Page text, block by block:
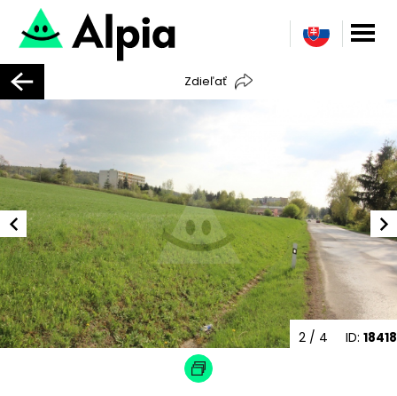
Zdieľať
ID: 18418
2 / 4